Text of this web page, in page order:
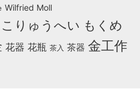
Wilfried Moll
りゅうへい もくめ
花器 花瓶 茶入 茶器 金工作